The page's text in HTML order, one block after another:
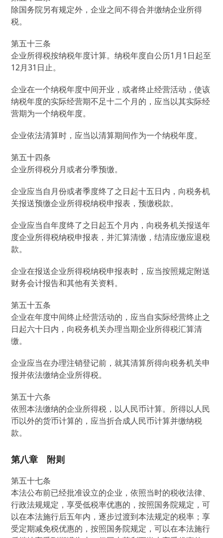
除国务院另有规定外，企业之间不得合并缴纳企业所得
税。
第五十三条
企业所得税按纳税年度计算。纳税年度自公历1月1日起至
12月31日止。
企业在一个纳税年度中间开业，或者终止经营活动，使该
纳税年度的实际经营期不足十二个月的，应当以其实际经
营期为一个纳税年度。
企业依法清算时，应当以清算期间作为一个纳税年度。
第五十四条
企业所得税分月或者分季预缴。
企业应当自月份或者季度终了之日起十五日内，向税务机
关报送预缴企业所得税纳税申报表，预缴税款。
企业应当自年度终了之日起五个月内，向税务机关报送年
度企业所得税纳税申报表，并汇算清缴，结清应缴应退税
款。
企业在报送企业所得税纳税申报表时，应当按照规定附送
财务会计报告和其他有关资料。
第五十五条
企业在年度中间终止经营活动的，应当自实际经营终止之
日起六十日内，向税务机关办理当期企业所得税汇算清
缴。
企业应当在办理注销登记前，就其清算所得向税务机关申
报并依法缴纳企业所得税。
第五十六条
依照本法缴纳的企业所得税，以人民币计算。所得以人民
币以外的货币计算的，应当折合成人民币计算并缴纳税
款。
第八章 附则
第五十七条
本法公布前已经批准设立的企业，依照当时的税收法律、
行政法规规定，享受低税率优惠的，按照国务院规定，可
以在本法施行后五年内，逐步过渡到本法规定的税率；享
受定期减免税优惠的，按照国务院规定，可以在本法施行